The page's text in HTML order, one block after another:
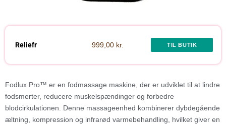
Reliefr 999,00 kr. TIL BUTIK
Fodlux Pro™ er en fodmassage maskine, der er udviklet til at lindre
fodsmerter, reducere muskelspændinger og forbedre
blodcirkulationen. Denne massageenhed kombinerer dybdegående
æltning, kompression og infrarød varmebehandling, hvilket giver en